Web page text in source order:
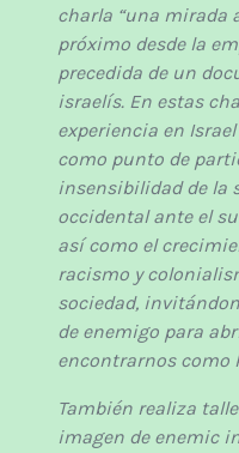
charla “una mirada
próximo desde la
precedida de un
israelís. En estas
experiencia en
como punto de
insensibilidad de la
occidental ante el
así como el
racismo y
sociedad,
de enemigo para
encontrarnos como
También realiza
imagen de enemic